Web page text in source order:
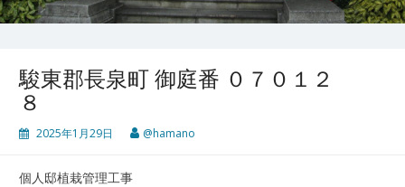
駿東郡長泉町 御庭番 ０７０１２
８
2025年1月29日 @hamano
個人邸植栽管理工事